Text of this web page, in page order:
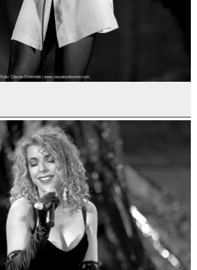
Martine Chevrier